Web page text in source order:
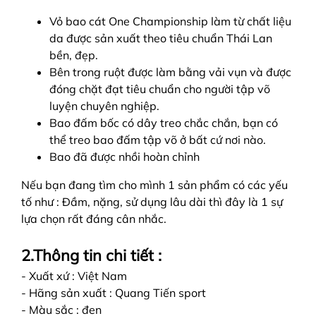
Vỏ bao cát One Championship làm từ chất liệu
da được sản xuất theo tiêu chuẩn Thái Lan
bền, đẹp.
Bên trong ruột được làm bằng vải vụn và được
đóng chặt đạt tiêu chuẩn cho người tập võ
luyện chuyên nghiệp.
Bao đấm bốc có dây treo chắc chắn, bạn có
thể treo bao đấm tập võ ở bất cứ nơi nào.
Bao đã được nhồi hoàn chỉnh
Nếu bạn đang tìm cho mình 1 sản phẩm có các yếu
tố như : Đầm, nặng, sử dụng lâu dài thì đây là 1 sự
lựa chọn rất đáng cân nhắc.
2.Thông tin chi tiết :
- Xuất xứ : Việt Nam
- Hãng sản xuất : Quang Tiến sport
- Màu sắc : đen